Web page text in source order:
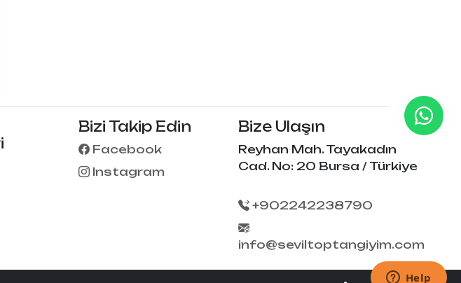
Bizi Takip Edin
Facebook
Instagram
Bize Ulaşın
Reyhan Mah. Tayakadın
Cad. No: 20 Bursa / Türkiye
+902242238790
info@seviltoptangiyim.com